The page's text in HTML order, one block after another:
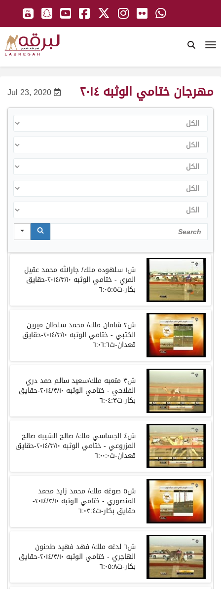
Jul 23, 2020 مهرجان ختامي الوثبه ٢٠١٤
الكل
الكل
الكل
الكل
الكل
Search
ش١ سلهوده ملك/ جارالله محمد عقيل
المري - ختامي الوثبه ٢٠١٤/٣/١٠-حقايق
بكار-ت٦:٠٥:٥
ش٢ شامان ملك/ محمد سلطان ميرين
الكتبي - ختامي الوثبه ٢٠١٤/٣/١٠-حقايق
قعدان-ت٦:٠٦:٦
ش٣ متعبه ملك/سعيد سالم حمد دري
الفلاحي - ختامي الوثبه ٢٠١٤/٣/١٠-حقايق
بكار-ت٦:٠٤:٣
ش٤ الجساسي ملك/ صالح الشيبه صالح
المزروعي - ختامي الوثبه ٢٠١٤/٣/١٠-حقايق
قعدان-ت٦:٠٠:٠
ش٥ صوغه ملك/ محمد زايد محمد
المنصوري - ختامي الوثبه ٢٠١٤/٣/١٠-
حقايق بكار-ت٦:٠٣:٤
ش٦ لدغه ملك/ فهد فهيد طحنون
الهاجري - ختامي الوثبه ٢٠١٤/٣/١٠-حقايق
بكار-ت٦:٠٥:٨